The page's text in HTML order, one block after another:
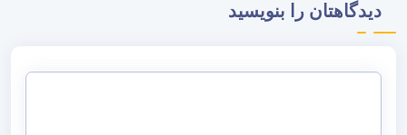
دیدگاهتان را بنویسید